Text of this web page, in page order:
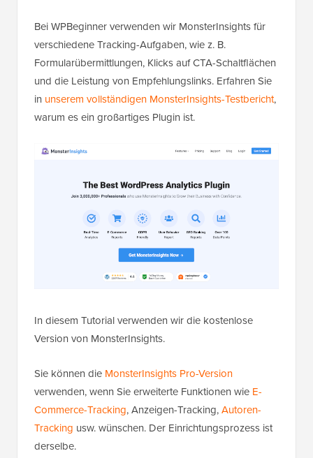
Bei WPBeginner verwenden wir MonsterInsights für
verschiedene Tracking-Aufgaben, wie z. B.
Formularübermittlungen, Klicks auf CTA-Schaltflächen
und die Leistung von Empfehlungslinks. Erfahren Sie
in unserem vollständigen MonsterInsights-Testbericht,
warum es ein großartiges Plugin ist.
In diesem Tutorial verwenden wir die kostenlose
Version von MonsterInsights.
Sie können die MonsterInsights Pro-Version
verwenden, wenn Sie erweiterte Funktionen wie E-
Commerce-Tracking, Anzeigen-Tracking,Autoren-
Tracking usw. wünschen. Der Einrichtungsprozess ist
derselbe.